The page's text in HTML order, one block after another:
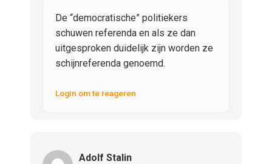
De “democratische” politiekers
schuwen referenda en als ze dan
uitgesproken duidelijk zijn worden ze
schijnreferenda genoemd.
Login om te reageren
Adolf Stalin